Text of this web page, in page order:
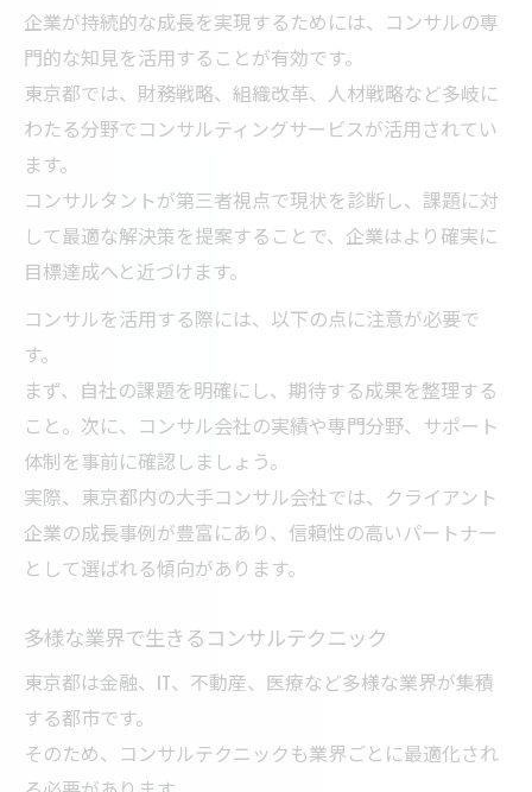
企業が持続的な成長を実現するためには、コンサルの専
門的な知見を活用することが有効です。
東京都では、財務戦略、組織改革、人材戦略など多岐に
わたる分野でコンサルティングサービスが活用されてい
ます。
コンサルタントが第三者視点で現状を診断し、課題に対
して最適な解決策を提案することで、企業はより確実に
目標達成へと近づけます。
コンサルを活用する際には、以下の点に注意が必要で
す。
まず、自社の課題を明確にし、期待する成果を整理する
こと。次に、コンサル会社の実績や専門分野、サポート
体制を事前に確認しましょう。
実際、東京都内の大手コンサル会社では、クライアント
企業の成長事例が豊富にあり、信頼性の高いパートナー
として選ばれる傾向があります。
多様な業界で生きるコンサルテクニック
東京都は金融、IT、不動産、医療など多様な業界が集積
する都市です。
そのため、コンサルテクニックも業界ごとに最適化され